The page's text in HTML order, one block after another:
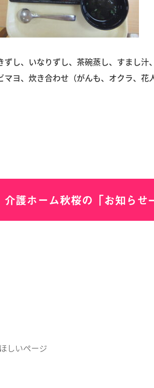
いなりずし、茶碗蒸し、すまし汁、
炊き合わせ（がんも、オクラ、花人
介護ホーム秋桜の「お知らせ
しいページ